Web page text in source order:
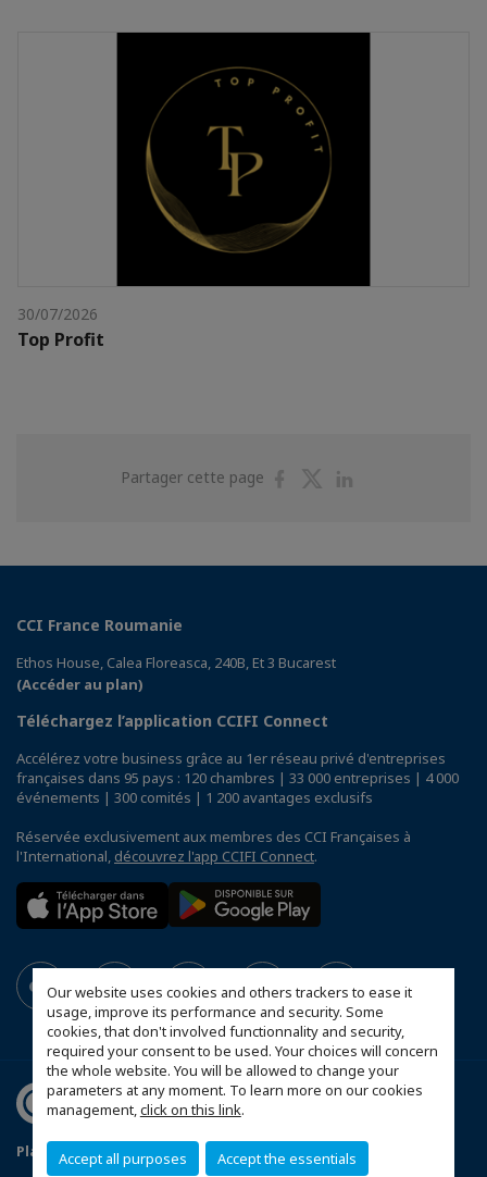
Our website uses cookies and others trackers to ease it
usage, improve its performance and security. Some
cookies, that don't involved functionnality and security,
required your consent to be used. Your choices will concern
the whole website. You will be allowed to change your
parameters at any moment. To learn more on our cookies
management,click on this link.
Accept all purposes Accept the essentials
30/07/2026
Top Profit
Partager cette page
PartagerPartager
CCI France Roumanie
Ethos House, Calea Floreasca, 240B, Et 3 Bucarest
(Accéder au plan)
Téléchargez l’application CCIFI Connect
Accélérez votre business grâce au 1er réseau privé d'entreprises
françaises dans 95 pays : 120 chambres | 33 000 entreprises | 4 000
événements | 300 comités | 1 200 avantages exclusifs
Réservée exclusivement aux membres des CCI Françaises à
l'International, découvrez l'app CCIFI Connect.
Plan du site Statut CCIFER Mentions légales